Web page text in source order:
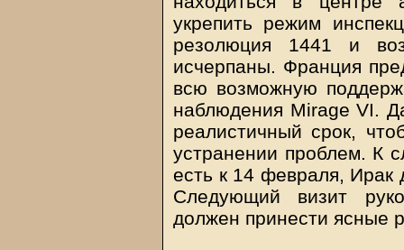
укрепить режим
резолюция 1441 и
исчерпаны. Франция
всю возможную
наблюдения Mirage VI.
реалистичный срок,
устранении проблем. К
есть к 14 февраля, Ирак
Следующий визит
должен принести ясные